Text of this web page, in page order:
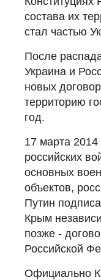
состава их
стал частью
После
Украина и
новых
территорию
год.
17 марта
российских
основных
объектов,
Путин
Крым
позже -
Российской
Официально